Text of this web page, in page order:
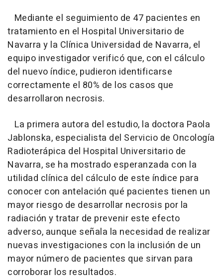
Mediante el seguimiento de 47 pacientes en
tratamiento en el Hospital Universitario de
Navarra y la Clínica Universidad de Navarra, el
equipo investigador verificó que, con el cálculo
del nuevo índice, pudieron identificarse
correctamente el 80% de los casos que
desarrollaron necrosis.
La primera autora del estudio, la doctora Paola
Jablonska, especialista del Servicio de Oncología
Radioterápica del Hospital Universitario de
Navarra, se ha mostrado esperanzada con la
utilidad clínica del cálculo de este índice para
conocer con antelación qué pacientes tienen un
mayor riesgo de desarrollar necrosis por la
radiación y tratar de prevenir este efecto
adverso, aunque señala la necesidad de realizar
nuevas investigaciones con la inclusión de un
mayor número de pacientes que sirvan para
corroborar los resultados.